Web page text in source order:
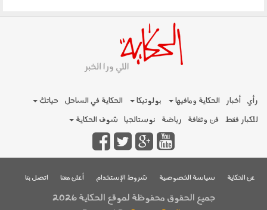
رأي أخبار الحكاية ومافيها بولوتيكا الحكاية في الساحل
حياتك
للكبار فقط فن وثقافة رياضة نوستالجيا شوف الحكاية
عن الحكاية سياسة الخصوصية شروط الإستخدام أعلن معنا اتصل بنا
جميع الحقوق محفوظة لموقع الحكاية 2026